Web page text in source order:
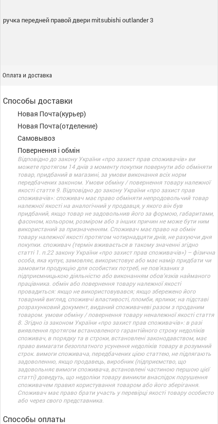
ручка передней правой двери mitsubishi outlander 3
Оплата и доставка
Способы доставки
Новая Почта(курьер)
Новая Почта(отделение)
Самовывоз
Повернення і обмін
Відповідно до закону України «про захист прав споживачів» ви
можете протягом 14 днів з моменту покупки повернути або обміняти
товар, придбаний в магазині, за умови виконання всіх норм
передбачених законом. Умови обміну / повернення товару належної
якості стаття 9. Відповідно до закону України «про захист прав
споживачів»: споживач має право обміняти непродовольчий товар
належної якості на аналогічний у продавця, у якого він був
придбаний, якщо товар не задовольнив його за формою, габаритами,
фасоном, кольором, розміром або з інших причин не може бути ним
використаний за призначенням. Споживач має право на обмін
товару належної якості протягом чотирнадцяти днів, не рахуючи дня
покупки. споживач (термін вживається в такому значенні згідно
статті 1. п.22 закону України «про захист прав споживачів») – фізична
особа, яка купує, замовляє, використовує або має намір придбати чи
замовити продукцію для особистих потреб, не пов’язаних з
підприємницькою діяльністю або виконанням обов’язків найманого
працівника. обмін або повернення товару належної якості
провадиться: якщо не використовувався; якщо збережено його
товарний вигляд, споживчі властивості, пломби, ярлики; на підставі
розрахунковий документ, виданий споживачеві разом з проданим
товаром. умови обміну / повернення товару неналежної якості стаття
8. Згідно із законом України «про захист прав споживачів»: в разі
виявлення протягом встановленого гарантійного строку недоліків
споживач, в порядку та в строки, встановлені законодавством, має
право вимагати безоплатного усунення недоліків товару в розумний
строк. вимоги споживача, передбачених цією статтею, не підлягають
задоволенню, якщо продавець, виробник (підприємство, що
задовольняє вимоги споживача, встановлені частиною першою цієї
статті) доведуть, що недоліки товару виникли внаслідок порушення
споживачем правил користування товаром або його зберігання.
Споживач має право брати участь у перевірці якості товару особисто
або через свого представника.
Способы оплаты